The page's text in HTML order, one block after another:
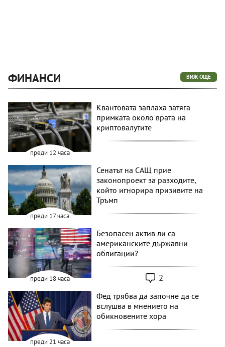
ФИНАНСИ ВИЖ ОЩЕ
преди 12 часа
Квантовата заплаха затяга
примката около врата на
криптовалутите
преди 17 часа
Сенатът на САЩ прие
законопроект за разходите,
който игнорира призивите на
Тръмп
преди 18 часа
Безопасен актив ли са
американските държавни
облигации?
2
преди 21 часа
Фед трябва да започне да се
вслушва в мнението на
обикновените хора